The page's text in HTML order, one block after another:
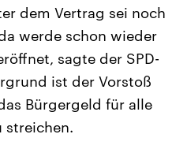
aus
USA
Aktuelle Beiträge,
Hintergründe
Wirtschaftlich und
gehören die Vereinigten
den mächtigsten Ländern
mit großem Einfluss auf
Podcasts
dem Vertrag sei noch
werde schon wieder
sagte der SPD-
ist der Vorstoß
Bürgergeld für alle
streichen.